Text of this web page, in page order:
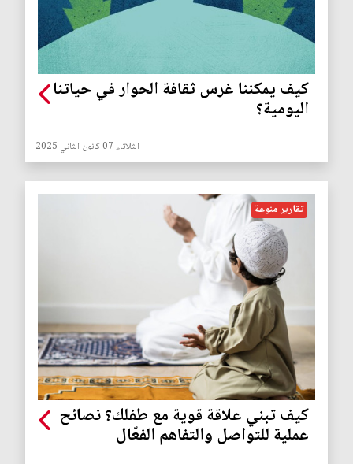
كيف يمكننا غرس ثقافة الحوار في حياتنا
اليومية؟
الثلاثاء 07 كانون الثاني 2025
تقارير منوعة
كيف تبني علاقة قوية مع طفلك؟ نصائح
عملية للتواصل والتفاهم الفعّال